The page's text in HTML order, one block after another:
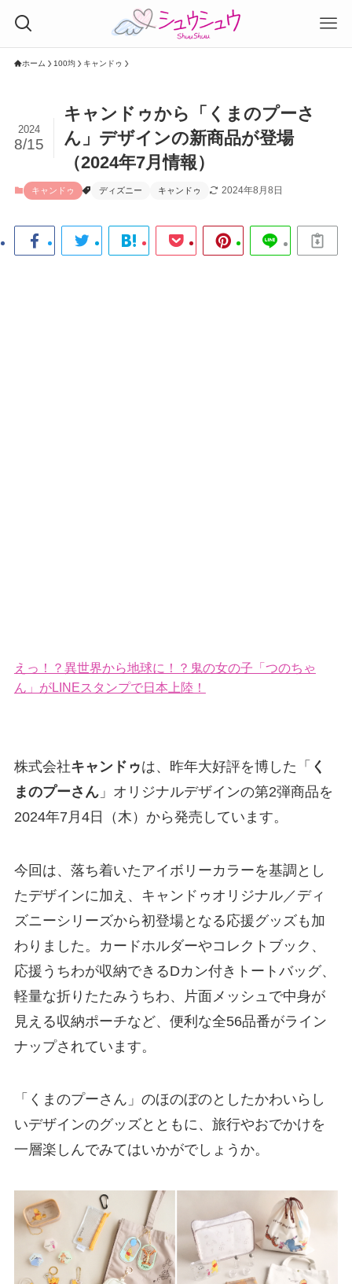
ホーム 100均 キャンドゥ
キャンドゥから「くまのプーさ
ん」デザインの新商品が登場
（2024年7月情報）
2024
8/15
キャンドゥ ディズニー キャンドゥ 2024年8月8日
えっ！？異世界から地球に！？鬼の女の子「つのちゃ
ん」がLINEスタンプで日本上陸！
株式会社キャンドゥは、昨年大好評を博した「 く
まのプーさん」オリジナルデザインの第2弾商品を
2024年7月4日（木）から発売しています。
今回は、落ち着いたアイボリーカラーを基調とし
たデザインに加え、キャンドゥオリジナル／ディ
ズニーシリーズから初登場となる応援グッズも加
わりました。カードホルダーやコレクトブック、
応援うちわが収納できるDカン付きトートバッグ、
軽量な折りたたみうちわ、片面メッシュで中身が
見える収納ポーチなど、便利な全56品番がライン
ナップされています。
「くまのプーさん」のほのぼのとしたかわいらし
いデザインのグッズとともに、旅行やおでかけを
一層楽しんでみてはいかがでしょうか。